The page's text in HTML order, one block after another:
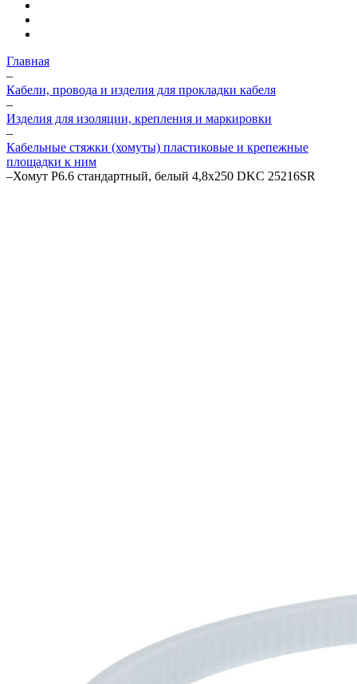
Главная
–
Кабели, провода и изделия для прокладки кабеля
–
Изделия для изоляции, крепления и маркировки
–
Кабельные стяжки (хомуты) пластиковые и крепежные
площадки к ним
–Хомут P6.6 стандартный, белый 4,8x250 DKC 25216SR